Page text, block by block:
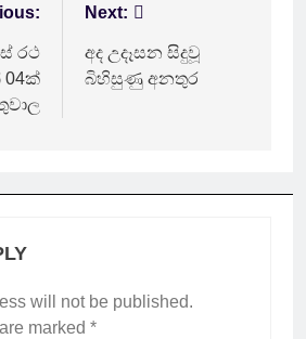
රථ
Next:
අද උදෑසන සිදුවූ
බිහිසුණු අනතුර
will not be published.
marked *